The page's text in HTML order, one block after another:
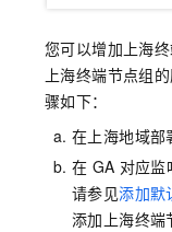
您可以增加上海
上海终端节点组
骤如下：
在上海地域部
在 GA 对应监
请参见添加默
添加上海终端